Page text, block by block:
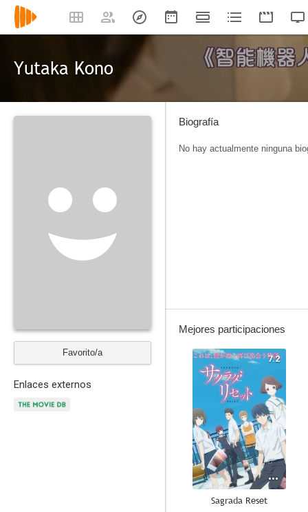
Yutaka Kono
Favorito/a
Enlaces externos
Biografía
No hay actualmente ninguna
Mejores participaciones
7.2
Sagrada Reset